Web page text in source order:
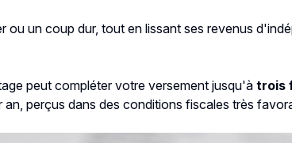
un coup dur, tout en lissant ses revenus
peut compléter votre versement jusqu'à trois
perçus dans des conditions fiscales très